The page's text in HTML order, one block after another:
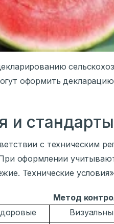
оформить декларацию
и стандарты
с техническим
оформлении
Технические
Метод